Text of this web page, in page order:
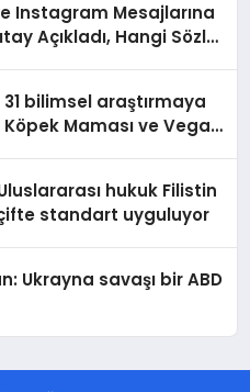
Instagram Mesajlarına
Açıkladı, Hangi Sözler
bilimsel araştırmaya
Maması ve Vegan
hukuk Filistin
standart uyguluyor
Ukrayna savaşı bir ABD